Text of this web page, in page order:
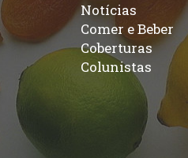
Notícias
Comer e Beber
Coberturas
Colunistas